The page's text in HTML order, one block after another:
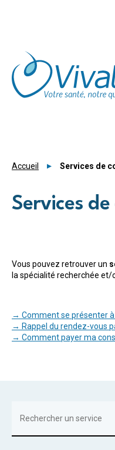
Accueil Services de
Services
Vous pouvez retrouver un
la spécialité recherchée et/
→ Comment se présenter
→ Rappel du rendez-vous
→ Comment payer ma